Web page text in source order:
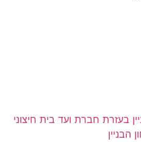
בעזרת חברת ועד בית חיצוני
הבניין